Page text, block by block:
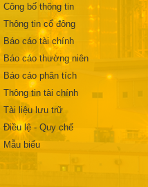
Công bố thông tin
Thông tin cổ đông
Báo cáo tài chính
Báo cáo thường niên
Báo cáo phân tích
Thông tin tài chính
Tài liệu lưu trữ
Điều lệ - Quy chế
Mẫu biểu